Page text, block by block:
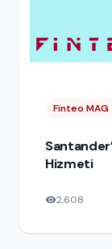
Finteo MAG
Hizmeti
2,608